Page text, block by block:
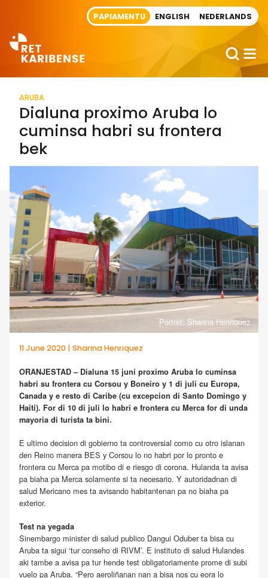
PAPIAMENTU ENGLISH NEDERLANDS
ARUBA
Dialuna proximo Aruba lo
cuminsa habri su frontera
bek
Portrèt: Sharina Henriquez
11 June 2020 | Sharina Henriquez
ORANJESTAD – Dialuna 15 juni proximo Aruba lo cuminsa
habri su frontera cu Corsou y Boneiro y 1 di juli cu Europa,
Canada y e resto di Caribe (cu excepcion di Santo Domingo y
Haiti). For di 10 di juli lo habri e frontera cu Merca for di unda
mayoria di turista ta bini.
E ultimo decision di gobierno ta controversial como cu otro islanan
den Reino manera BES y Corsou lo no habri por lo pronto e
frontera cu Merca pa motibo di e riesgo di corona. Hulanda ta avisa
pa biaha pa Merca solamente si ta necesario. Y autoridadnan di
salud Mericano mes ta avisando habitantenan pa no biaha pa
exterior.
Test na yegada
Sinembargo minister di salud publico Dangui Oduber ta bisa cu
Aruba ta sigui ‘tur conseho di RIVM’. E instituto di salud Hulandes
aki tambe a avisa pa tur hende test obligatoriamente prome di subi
vuelo pa Aruba. “Pero aeroliñanan nan a bisa nos cu eora lo